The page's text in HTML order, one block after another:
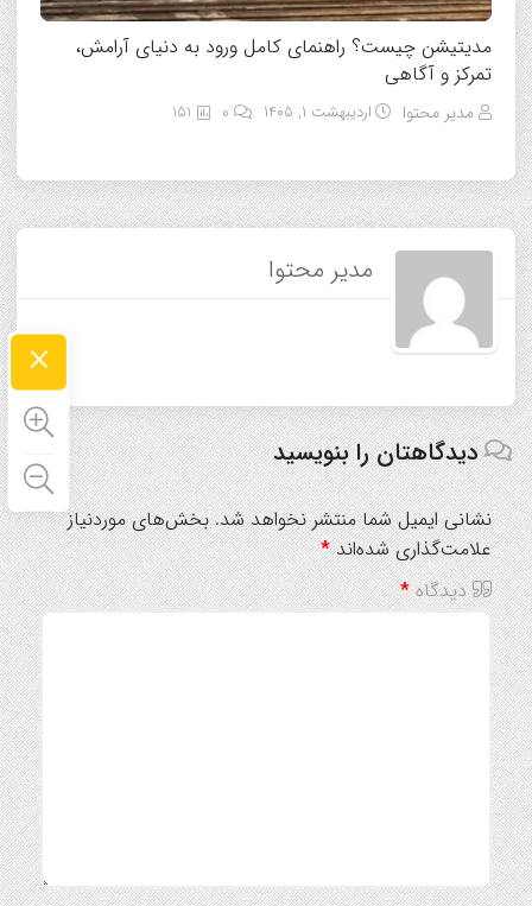
مدیتیشن چیست؟ راهنمای کامل ورود به دنیای آرامش،
تمرکز و آگاهی
مدیر محتوا اردیبهشت ۱, ۱۴۰۵ 151
مدیر محتوا
دیدگاهتان را بنویسید
نشانی ایمیل شما منتشر نخواهد شد. بخش‌های موردنیاز
علامت‌گذاری شده‌اند*
دیدگاه*
×